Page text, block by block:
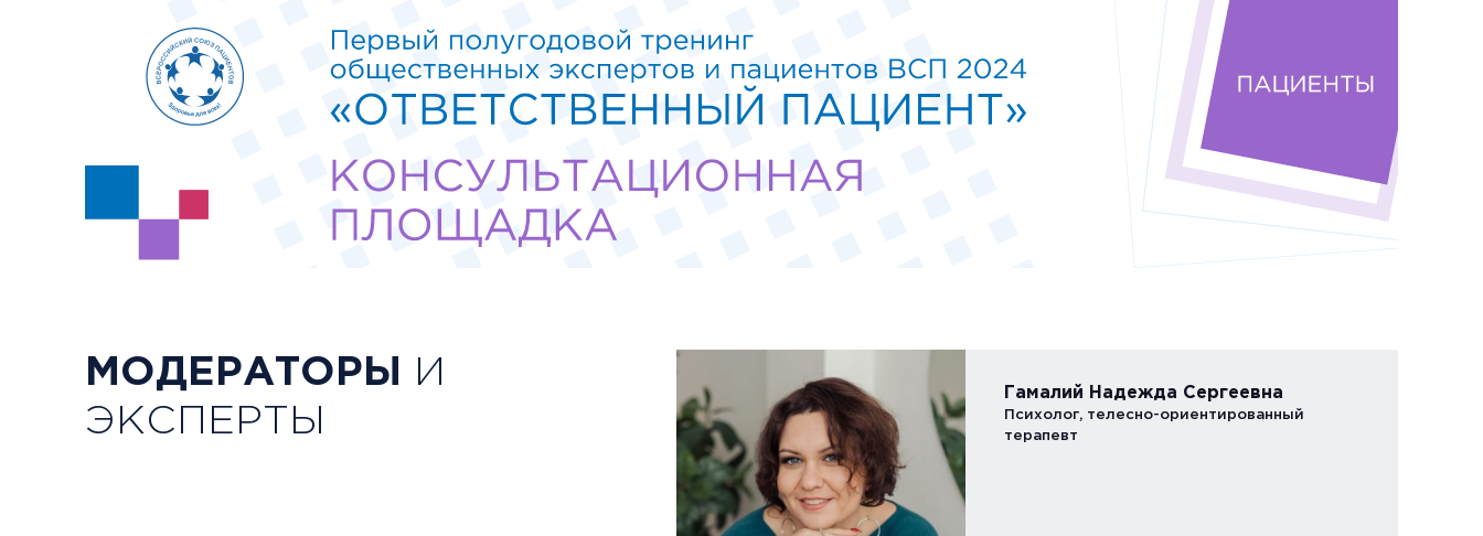
МОДЕРАТОРЫ
И
ЭКСПЕРТЫПсихолог, телесно-ориентированный
терапевт, специалист по кинерджетике
Гамалий Надежда Сергеевна
Психолог, телесно-ориентированный
терапевт